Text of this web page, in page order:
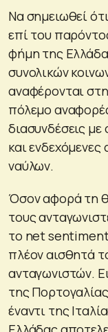
Να σημειωθεί
επί του
φήμη της
συνολικών
αναφέρονται
πόλεμο
διασυνδέσεις
και ενδεχόμενες
ναύλων.
Όσον αφορά τη
τους
το net
πλέον αισθητά
ανταγωνιστών.
της
έναντι της